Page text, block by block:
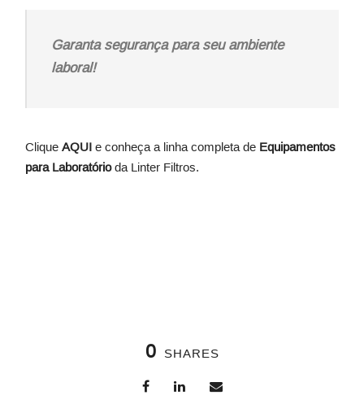
Garanta segurança para seu ambiente
laboral!
Clique AQUI e conheça a linha completa de Equipamentos
para Laboratórioda Linter Filtros.
0 SHARES